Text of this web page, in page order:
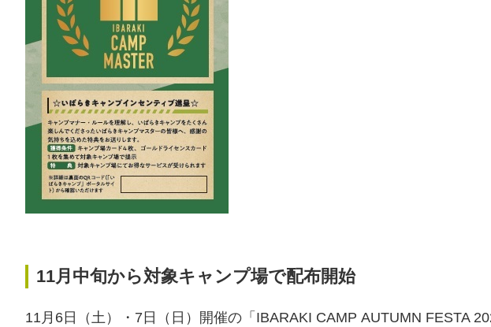
11月中旬から対象キャンプ場で配布開始
11月6日（土）・7日（日）開催の「IBARAKI CAMP AUTUMN FESTA